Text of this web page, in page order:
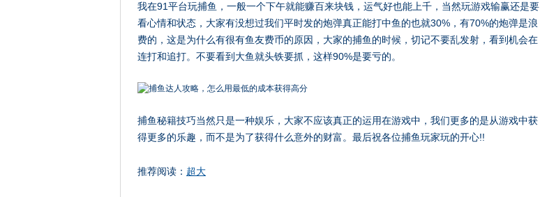
我在91平台玩捕鱼，一般一个下午就能赚百来块钱，运气好也能上千，当然玩游戏输赢还是要
看心情和状态，大家有没想过我们平时发的炮弹真正能打中鱼的也就30%，有70%的炮弹是浪
费的，这是为什么有很有鱼友费币的原因，大家的捕鱼的时候，切记不要乱发射，看到机会在
连打和追打。不要看到大鱼就头铁要抓，这样90%是要亏的。
捕鱼秘籍技巧当然只是一种娱乐，大家不应该真正的运用在游戏中，我们更多的是从游戏中获
得更多的乐趣，而不是为了获得什么意外的财富。最后祝各位捕鱼玩家玩的开心!!
推荐阅读： 超大